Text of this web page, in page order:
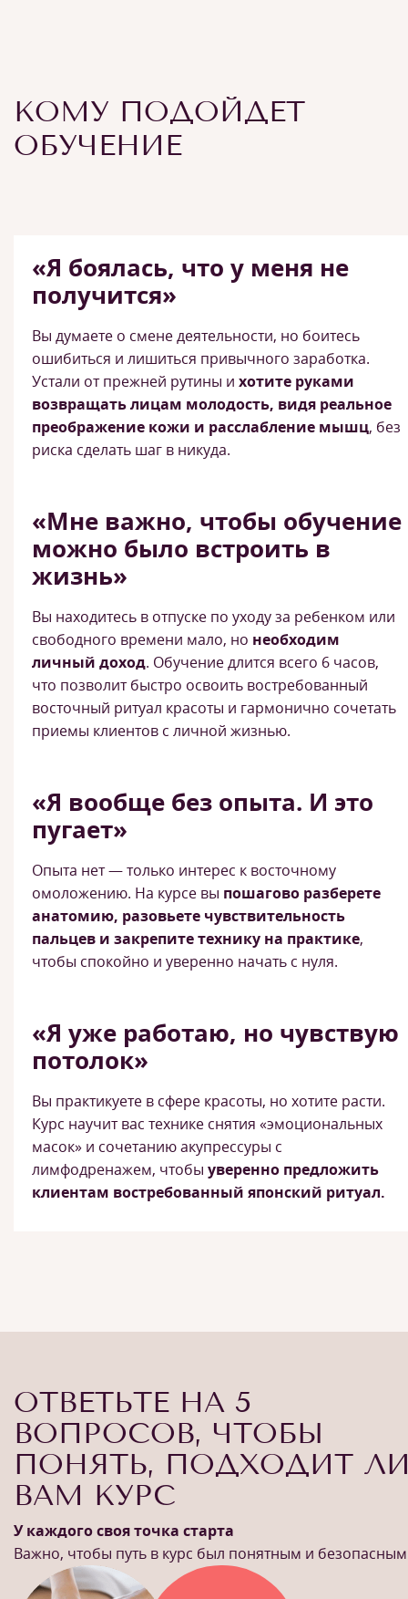
КОМУ ПОДОЙДЕТ
ОБУЧЕНИЕ
«Я боялась, что у меня не
получится»
Вы думаете о смене деятельности, но боитесь
ошибиться и лишиться привычного заработка.
Устали от прежней рутины и хотите руками
возвращать лицам молодость, видя реальное
преображение кожи и расслабление мышц, без
риска сделать шаг в никуда.
«Мне важно, чтобы обучение
можно было встроить в
жизнь»
Вы находитесь в отпуске по уходу за ребенком или
свободного времени мало, но необходим
личный доход. Обучение длится всего 6 часов,
что позволит быстро освоить востребованный
восточный ритуал красоты и гармонично сочетать
приемы клиентов с личной жизнью.
«Я вообще без опыта. И это
пугает»
Опыта нет — только интерес к восточному
омоложению. На курсе вы пошагово разберете
анатомию, разовьете чувствительность
пальцев и закрепите технику на практике,
чтобы спокойно и уверенно начать с нуля.
«Я уже работаю, но чувствую
потолок»
Вы практикуете в сфере красоты, но хотите расти.
Курс научит вас технике снятия «эмоциональных
масок» и сочетанию акупрессуры с
лимфодренажем, чтобы уверенно предложить
клиентам востребованный японский ритуал.
ОТВЕТЬТЕ НА 5
ВОПРОСОВ, ЧТОБЫ
ПОНЯТЬ, ПОДХОДИТ
ВАМ КУРС
У каждого своя точка старта
Важно, чтобы путь в курс был понятным и безопасным